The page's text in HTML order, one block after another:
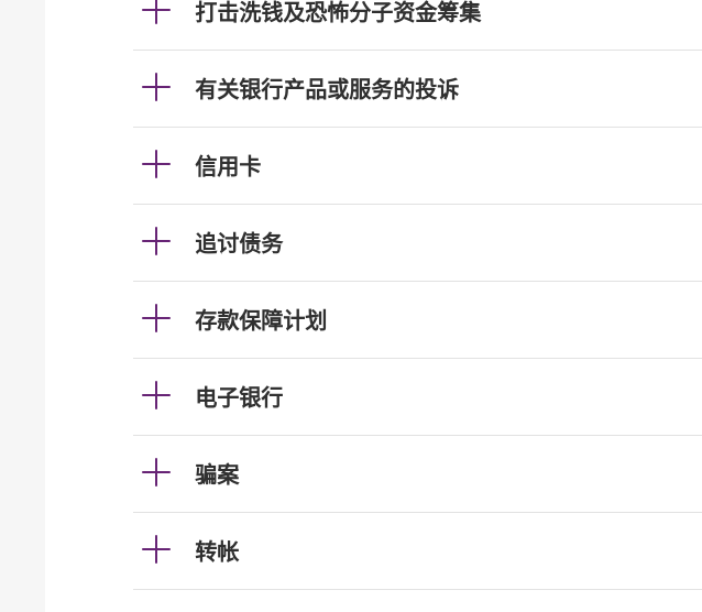
打击洗钱及恐怖分子资金筹集
有关银行产品或服务的投诉
信用卡
追讨债务
存款保障计划
电子银行
骗案
转帐